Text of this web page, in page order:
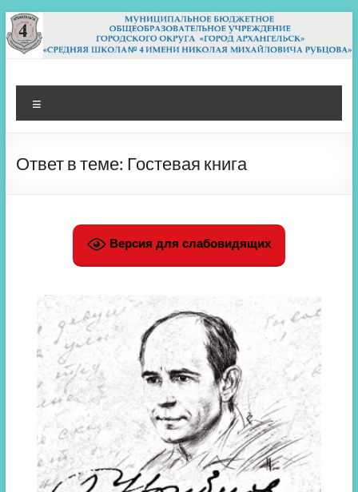
Перейти
к
содержимому
МБОУ СШ 4
Архангельск
Ответ в теме: Гостевая книга
Версия для слабовидящих